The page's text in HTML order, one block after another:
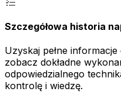
Szczegółowa historia
Uzyskaj pełne
zobacz dokładne
odpowiedzialnego
kontrolę i wiedzę.